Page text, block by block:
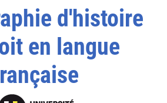
d'histoire
en langue